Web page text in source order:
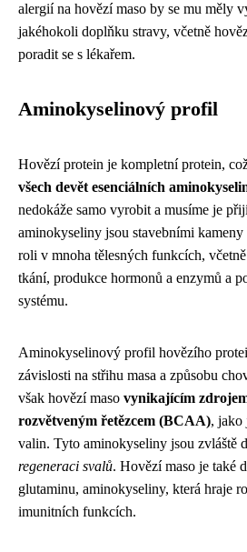
alergií na hovězí maso by se mu měly
jakéhokoli doplňku stravy, včetně
poradit se s lékařem.
Aminokyselinový profil
Hovězí protein je kompletní protein,
všech devět esenciálních
nedokáže samo vyrobit a musíme je
aminokyseliny jsou stavebními
roli v mnoha tělesných funkcích,
tkání, produkce hormonů a enzymů a
systému.
Aminokyselinový profil hovězího
závislosti na střihu masa a způsobu
však hovězí maso vynikajícím
rozvětveným řetězcem (BCAA), jako
valin. Tyto aminokyseliny jsou zvláště
regeneraci svalů. Hovězí maso je také
glutaminu, aminokyseliny, která hraje
imunitních funkcích.